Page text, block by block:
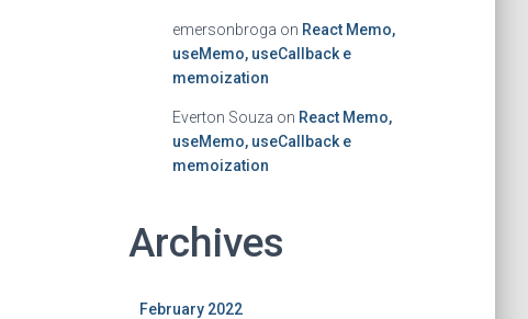
emersonbroga on React Memo,
useMemo, useCallback e
memoization
Everton Souza on React Memo,
useMemo, useCallback e
memoization
Archives
February 2022